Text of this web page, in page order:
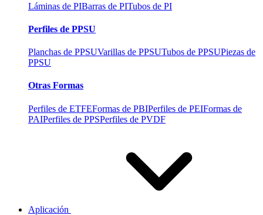
Láminas de PIBarras de PITubos de PI
Perfiles de PPSU
Planchas de PPSUVarillas de PPSUTubos de PPSUPiezas de
PPSU
Otras Formas
Perfiles de ETFEFormas de PBIPerfiles de PEIFormas de
PAIPerfiles de PPSPerfiles de PVDF
Aplicación